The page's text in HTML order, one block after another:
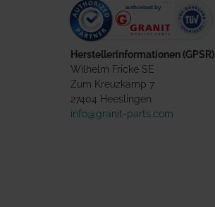
Herstellerinformationen (GPSR)
Wilhelm Fricke SE
Zum Kreuzkamp 7
27404 Heeslingen
info@granit-parts.com